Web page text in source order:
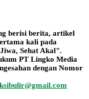
berisi berita, artikel
kali pada
Sehat Akal".
PT Lingko Media
dengan Nomor